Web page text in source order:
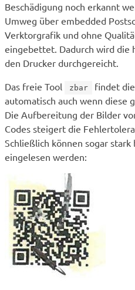
Beschädigung noch erkannt
Umweg über embedded
Verktorgrafik und ohne
eingebettet. Dadurch wird die
den Drucker durchgereicht.
Das freie Tool
zbar
findet
automatisch auch wenn diese
Die Aufbereitung der Bilder
Codes steigert die
Schließlich können sogar stark
eingelesen werden: